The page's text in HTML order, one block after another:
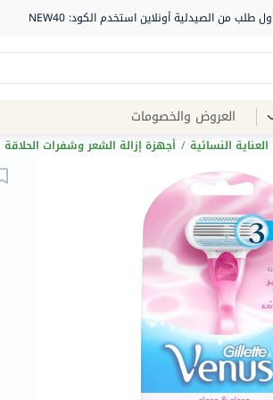
العروض والخصومات
العناية النسائية / أجهزة إزالة الشعر وشفرات الحلاقة